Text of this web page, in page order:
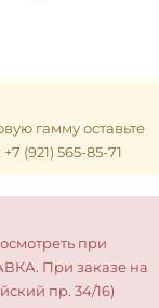
гамму оставьте
(921) 565-85-71
при
При заказе на
пр. 34/16)